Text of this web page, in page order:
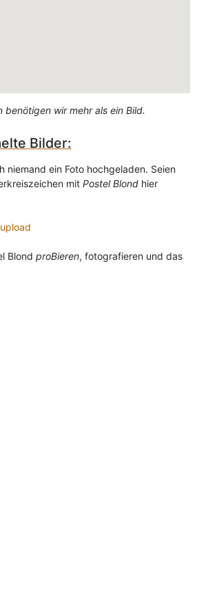
benötigen wir mehr als ein Bild.
Bilder:
niemand ein Foto hochgeladen. Seien
mit Postel Blondhier
Blond proBieren, fotografieren und das